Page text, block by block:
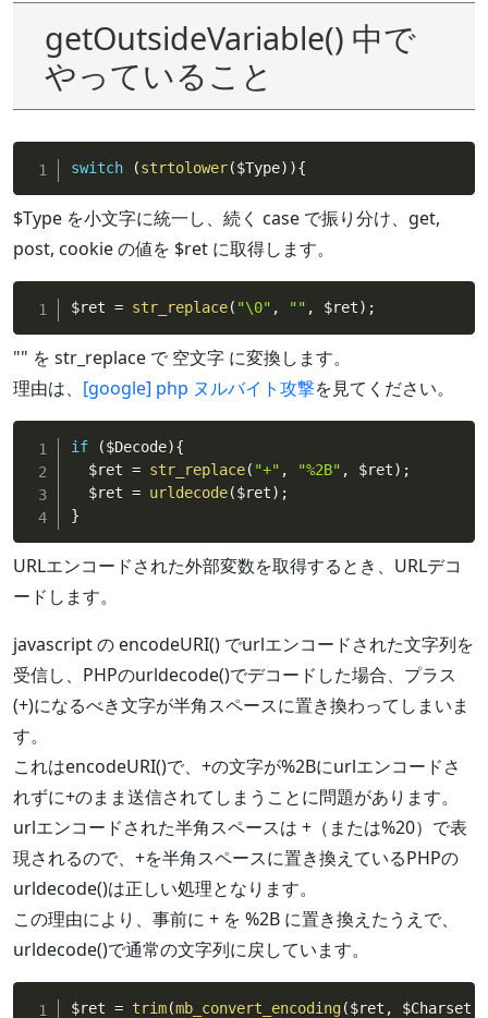
getOutsideVariable() 中で
やっていること
switch (strtolower($Type) ){
$Type を小文字に統一し、続く case で振り分け、get,
post, cookie の値を $ret に取得します。
$ret = str_replace( "\0" , "" , $ret) ;
"" を str_replace で 空文字 に変換します。
理由は、 [google] php ヌルバイト攻撃を見てください。
if ($Decode){
$ret = str_replace( "+" , "%2B" , $ret) ;
$ret = urldecode($ret) ;
}
URLエンコードされた外部変数を取得するとき、URLデコ
ードします。
javascript の encodeURI() でurlエンコードされた文字列を
受信し、PHPのurldecode()でデコードした場合、プラス
(+)になるべき文字が半角スペースに置き換わってしまいま
す。
これはencodeURI()で、+の文字が%2Bにurlエンコードさ
れずに+のまま送信されてしまうことに問題があります。
urlエンコードされた半角スペースは +（または%20）で表
現されるので、+を半角スペースに置き換えているPHPの
urldecode()は正しい処理となります。
この理由により、事前に + を %2B に置き換えたうえで、
urldecode()で通常の文字列に戻しています。
$ret = trim(mb_convert_encoding($ret ,
$Charset